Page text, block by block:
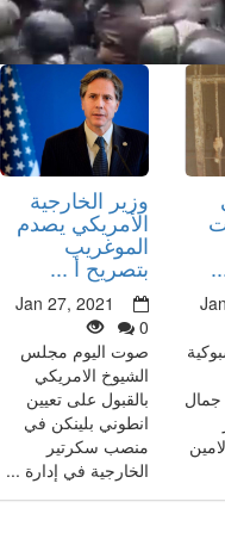
وزير الخارجية
الأمريكي يصدم
الموغريب
بتصريح أ ...
Jan 27, 2021
0
صوت اليوم مجلس
الشيوخ الامريكي
بالقبول على تعيين
انطوني بلينكن في
منصب سكرتير
الخارجية في إدارة ...
جمال